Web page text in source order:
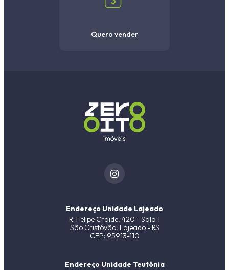
Quero vender
Endereço Unidade Lajeado
R. Felipe Craide, 420 - Sala 1
São Cristóvão, Lajeado - RS
CEP: 95913-110
Endereço Unidade Teutônia